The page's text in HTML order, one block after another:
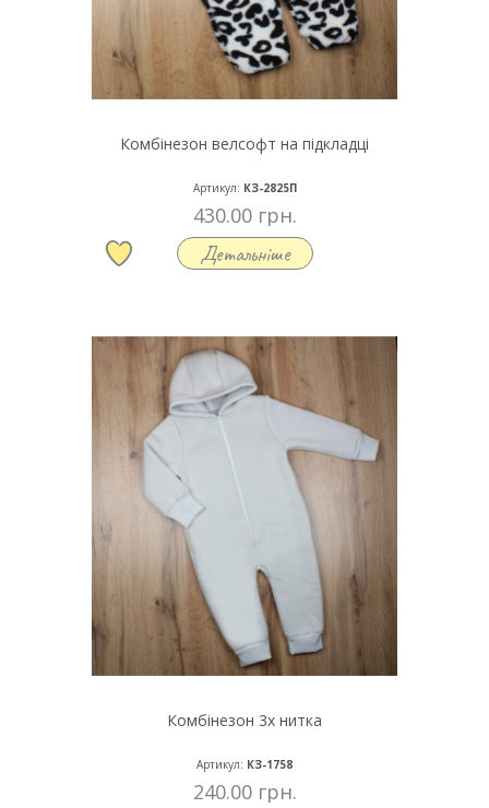
Комбінезон велсофт на підкладці
Артикул: КЗ-2825П
430.00 грн.
Детальніше
Комбінезон 3х нитка
Артикул: КЗ-1758
240.00 грн.